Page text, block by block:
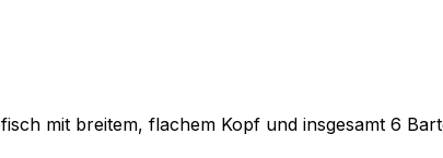
mit breitem, flachem Kopf und insgesamt 6